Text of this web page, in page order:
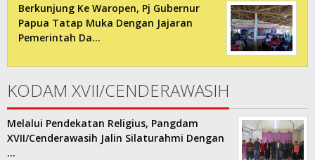
Berkunjung Ke Waropen, Pj Gubernur
Papua Tatap Muka Dengan Jajaran
Pemerintah Da…
KODAM XVII/CENDERAWASIH
Melalui Pendekatan Religius, Pangdam
XVII/Cenderawasih Jalin Silaturahmi Dengan
…